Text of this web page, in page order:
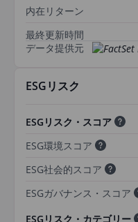
内在リターン
最終更新時間
データ提供元
ESGリスク
ESGリスク・スコア
ESG環境スコア
ESG社会的スコア
ESGガバナンス・スコア
ESGリスク・カテゴリー